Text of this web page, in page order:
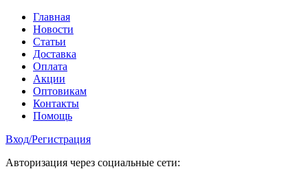
Главная
Новости
Статьи
Доставка
Оплата
Акции
Оптовикам
Контакты
Помощь
Вход/Регистрация
Авторизация через социальные сети: